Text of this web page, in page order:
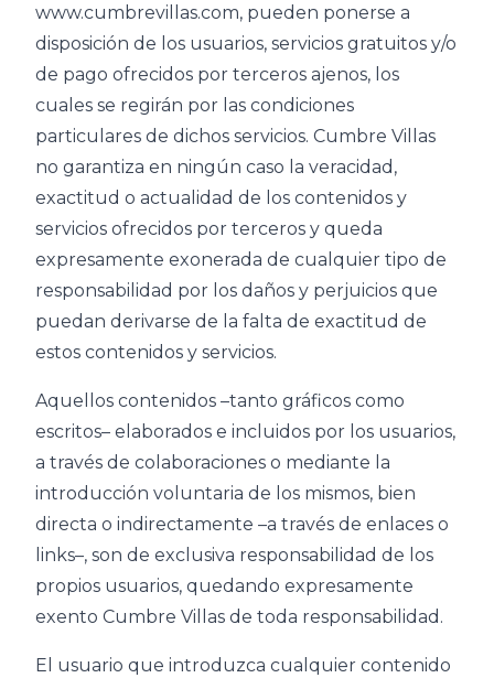
www.cumbrevillas.com, pueden ponerse a
disposición de los usuarios, servicios gratuitos y/o
de pago ofrecidos por terceros ajenos, los
cuales se regirán por las condiciones
particulares de dichos servicios. Cumbre Villas
no garantiza en ningún caso la veracidad,
exactitud o actualidad de los contenidos y
servicios ofrecidos por terceros y queda
expresamente exonerada de cualquier tipo de
responsabilidad por los daños y perjuicios que
puedan derivarse de la falta de exactitud de
estos contenidos y servicios.
Aquellos contenidos –tanto gráficos como
escritos– elaborados e incluidos por los usuarios,
a través de colaboraciones o mediante la
introducción voluntaria de los mismos, bien
directa o indirectamente –a través de enlaces o
links–, son de exclusiva responsabilidad de los
propios usuarios, quedando expresamente
exento Cumbre Villas de toda responsabilidad.
El usuario que introduzca cualquier contenido